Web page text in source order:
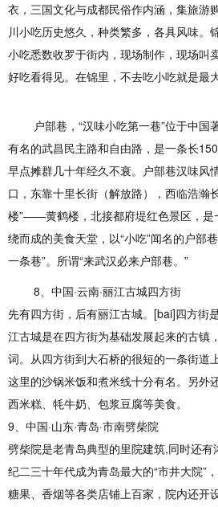
衣，三国文化与成都民俗作内涵，集旅游
川小吃历史悠久，种类繁多，各具风味。
小吃悉数收罗于街内，现场制作，现场叫
好吃看得见。在锦里，不去吃小吃就是最
户部巷，“汉味小吃第一巷”位于中
有名的武昌民主路和自由路，是一条长
早点摊群几十年经久不衰。户部巷汉味风
口，东靠十里长街（解放路），西临浩瀚
楼”——黄鹤楼，北接都府堤红色景区，是
绕而成的美食天堂，以“小吃”闻名的户部
一条巷”。所谓“来武汉必来户部巷。”
8、中国·云南·丽江古城四方街
先有四方街，后有丽江古城。[bai]四方街
江古城是在四方街为基础发展起来的古镇
词。从四方街到大石桥的很短的一条街道
这里的沙锅米饭和煮米线十分有名。另外
西米糕、牦牛奶、包浆豆腐等美食。
9、中国·山东·青岛·市南劈柴院
劈柴院是老青岛典型的里院建筑,同时还
纪二三十年代成为青岛最大的“市井大院”
糖果、香烟等各类店铺上百家，院内还开